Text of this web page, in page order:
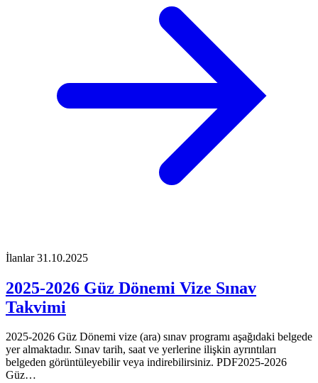
İlanlar 31.10.2025
2025-2026 Güz Dönemi Vize Sınav
Takvimi
2025-2026 Güz Dönemi vize (ara) sınav programı aşağıdaki belgede
yer almaktadır. Sınav tarih, saat ve yerlerine ilişkin ayrıntıları
belgeden görüntüleyebilir veya indirebilirsiniz. PDF2025-2026
Güz…